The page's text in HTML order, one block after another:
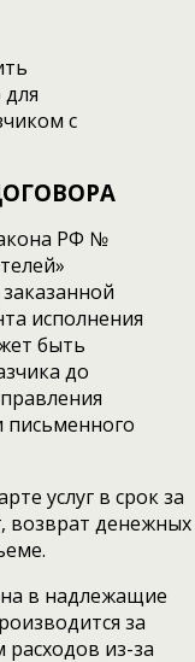
с
РФ №
исполнения
быть
до
письменного
услуг в срок за
возврат денежных
в надлежащие
за
из-за